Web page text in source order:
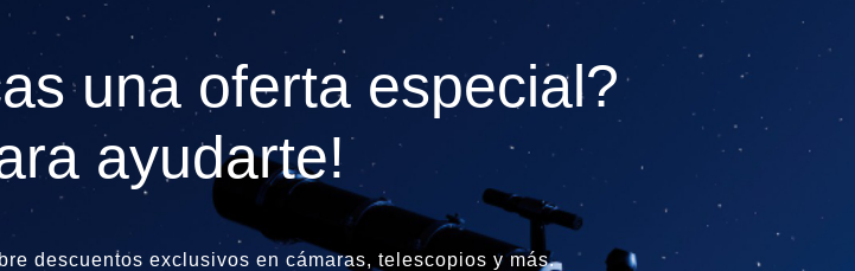
una oferta especial?
ayudarte!
descuentos exclusivos en cámaras, telescopios y más.